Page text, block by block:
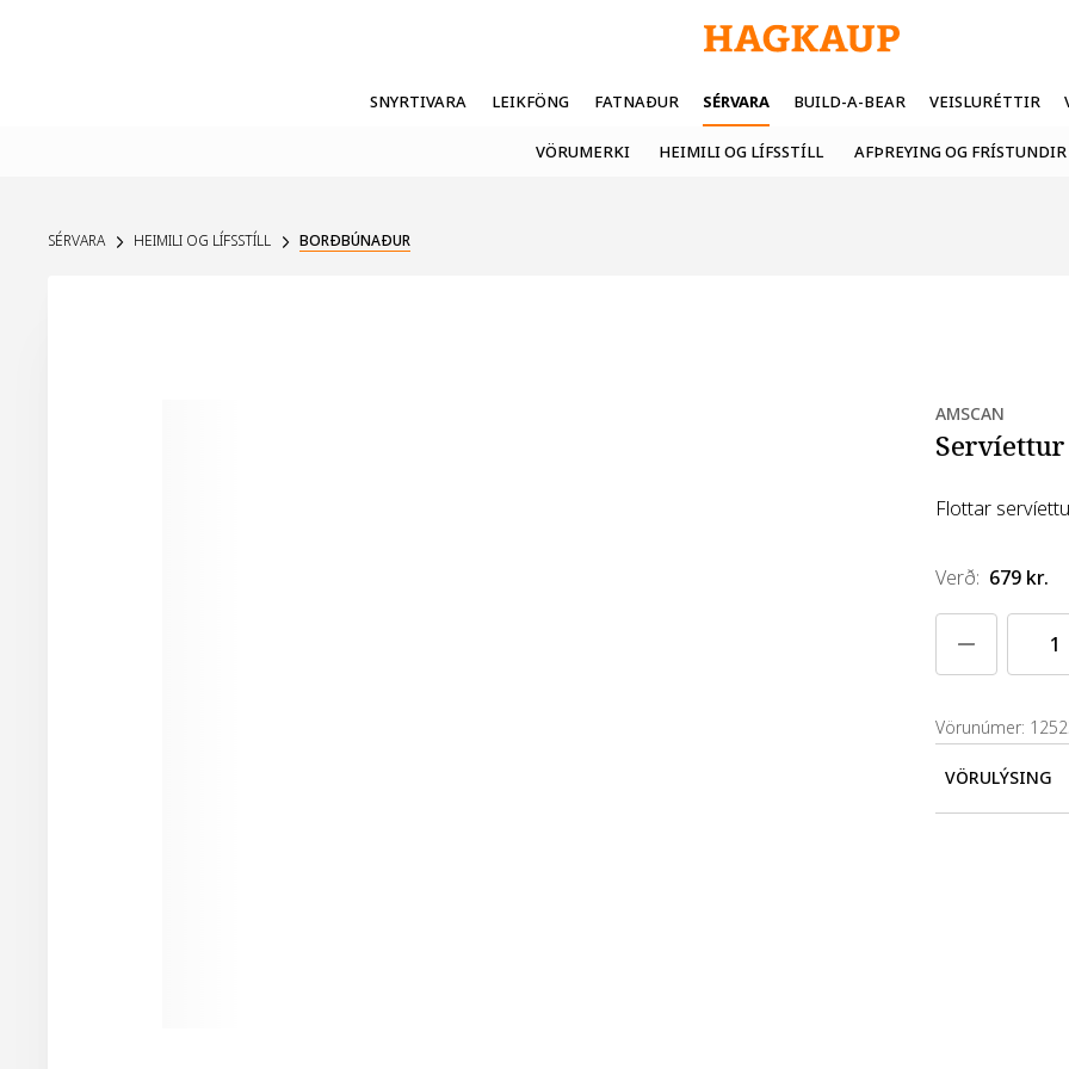
SNYRTIVARA LEIKFÖNG FATNAÐUR SÉRVARA BUILD-A-BEAR VEISLURÉTTIR
VÖRUMERKI HEIMILI OG LÍFSSTÍLL AFÞREYING OG FRÍSTUNDIR
SÉRVARA HEIMILI OG LÍFSSTÍLL BORÐBÚNAÐUR
AMSCAN
Flottar
Verð: 679 kr.
Vörunúmer:
VÖRULÝSING